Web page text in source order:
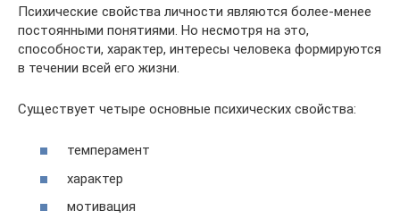
Психические свойства личности являются более-менее
постоянными понятиями. Но несмотря на это,
способности, характер, интересы человека формируются
в течении всей его жизни.
Существует четыре основные психических свойства:
темперамент
характер
мотивация